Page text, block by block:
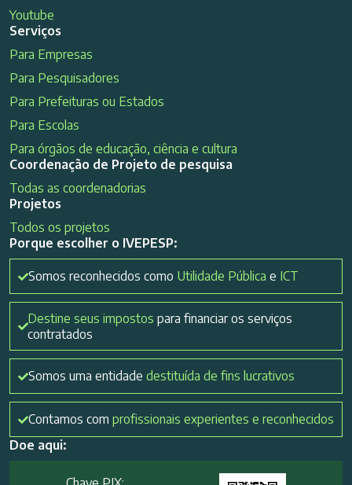
Youtube
Serviços
Para Empresas
Para Pesquisadores
Para Prefeituras ou Estados
Para Escolas
Para órgãos de educação, ciência e cultura
Coordenação de Projeto de pesquisa
Todas as coordenadorias
Projetos
Todos os projetos
Porque escolher o IVEPESP:
Somos reconhecidos como Utilidade Pública e ICT
Destine seus impostos para financiar os serviços
contratados
Somos uma entidade destituída de fins lucrativos
Contamos com profissionais experientes e reconhecidos
Doe aqui: